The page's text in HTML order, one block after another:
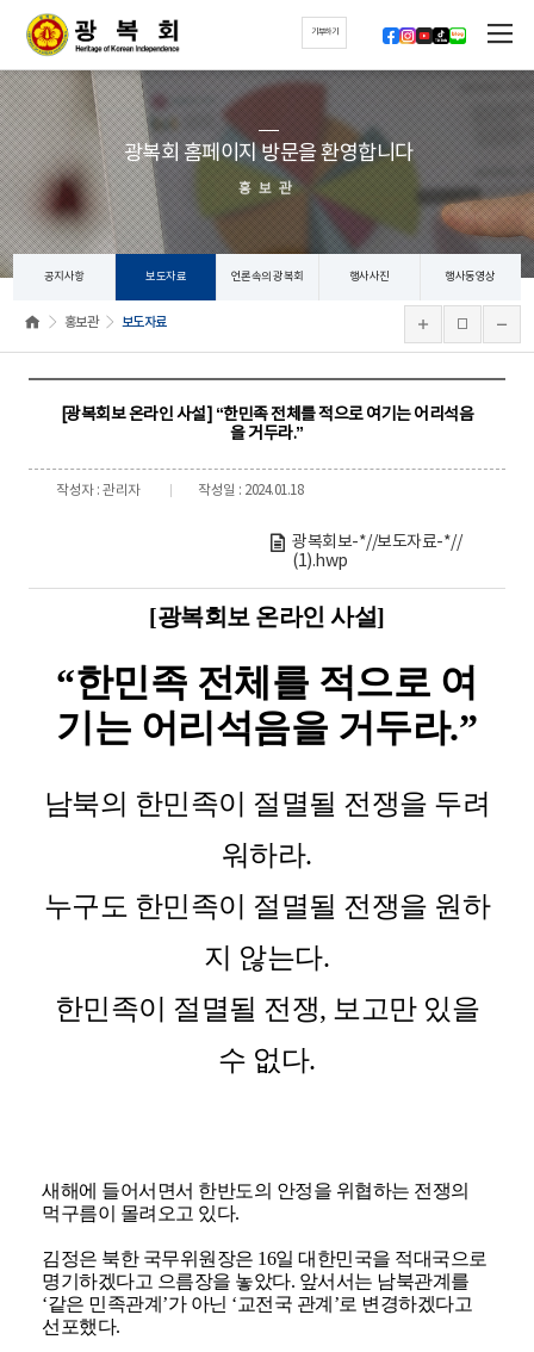
기부하기
광복회 홈페이지 방문을 환영합니다
홍보관
공지사항 보도자료 언론속의 광복회 행사사진 행사동영상
홍보관 보도자료
[광복회보 온라인 사설] “한민족 전체를 적으로 여기는 어리석음
을 거두라.”
작성자 : 관리자 작성일 : 2024.01.18
광복회보-*//보도자료-*//
(1).hwp
[광복회보 온라인 사설]
“한민족 전체를 적으로 여
기는 어리석음을 거두라.”
남북의 한민족이 절멸될 전쟁을 두려
워하라.
누구도 한민족이 절멸될 전쟁을 원하
지 않는다.
한민족이 절멸될 전쟁, 보고만 있을
수 없다.
새해에 들어서면서 한반도의 안정을 위협하는 전쟁의
먹구름이 몰려오고 있다.
김정은 북한 국무위원장은 16일 대한민국을 적대국으로
명기하겠다고 으름장을 놓았다. 앞서서는 남북관계를
‘같은 민족관계’가 아닌 ‘교전국 관계’로 변경하겠다고
선포했다.